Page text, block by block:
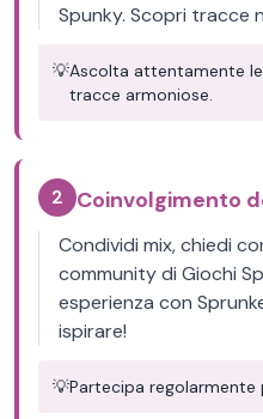
Spunky. Scopri tracce
💡Ascolta attentamente
tracce armoniose.
2 Coinvolgimento
Condividi mix, chiedi
community di Giochi
esperienza con
ispirare!
💡Partecipa regolarmente